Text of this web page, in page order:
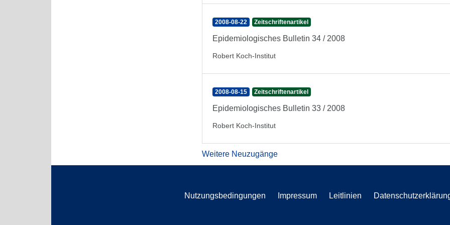
2008-08-22 Zeitschriftenartikel
Epidemiologisches Bulletin 34 / 2008
Robert Koch-Institut
2008-08-15 Zeitschriftenartikel
Epidemiologisches Bulletin 33 / 2008
Robert Koch-Institut
Weitere Neuzugänge
Nutzungsbedingungen Impressum Leitlinien